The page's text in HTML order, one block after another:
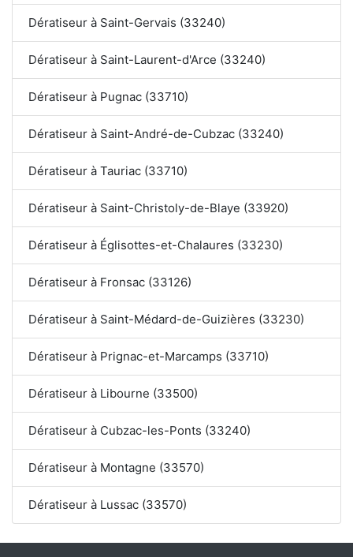
Dératiseur à Saint-Gervais (33240)
Dératiseur à Saint-Laurent-d'Arce (33240)
Dératiseur à Pugnac (33710)
Dératiseur à Saint-André-de-Cubzac (33240)
Dératiseur à Tauriac (33710)
Dératiseur à Saint-Christoly-de-Blaye (33920)
Dératiseur à Églisottes-et-Chalaures (33230)
Dératiseur à Fronsac (33126)
Dératiseur à Saint-Médard-de-Guizières (33230)
Dératiseur à Prignac-et-Marcamps (33710)
Dératiseur à Libourne (33500)
Dératiseur à Cubzac-les-Ponts (33240)
Dératiseur à Montagne (33570)
Dératiseur à Lussac (33570)